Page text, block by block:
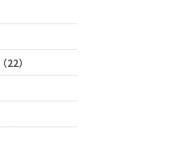
（22）